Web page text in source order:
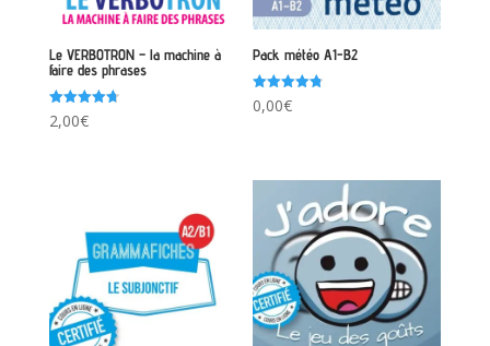
Le VERBOTRON – la machine à
faire des phrases
Note
4.75
2,00€
Pack météo A1-B2
Note
4.75
0,00€